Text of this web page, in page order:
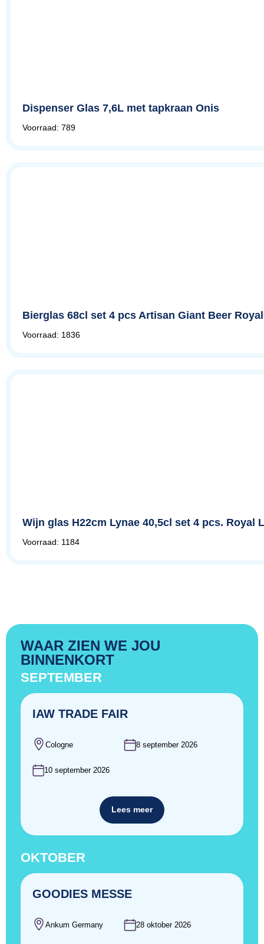
Dispenser Glas 7,6L met tapkraan Onis
Voorraad: 789
Bierglas 68cl set 4 pcs Artisan Giant Beer
Voorraad: 1836
Wijn glas H22cm Lynae 40,5cl set 4 pcs. Royal
Voorraad: 1184
WAAR ZIEN WE JOU
BINNENKORT
SEPTEMBER
IAW TRADE FAIR
Cologne 8 september 2026
10 september 2026
Lees meer
OKTOBER
GOODIES MESSE
Ankum Germany 28 oktober 2026